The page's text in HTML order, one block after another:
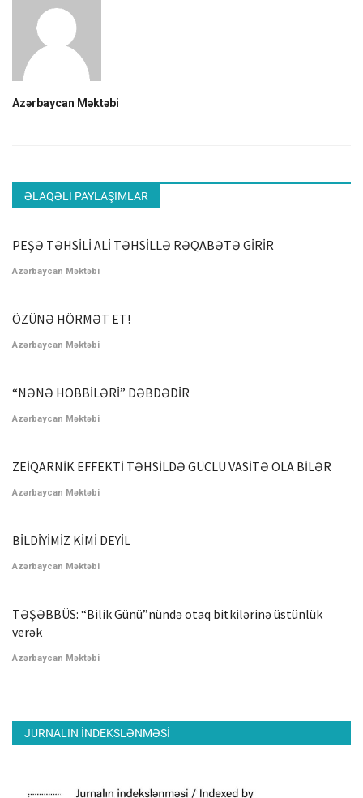
Azərbaycan Məktəbi
ƏLAQƏLI PAYLAŞIMLAR
PEŞƏ TƏHSİLİ ALİ TƏHSİLLƏ RƏQABƏTƏ GİRİR
Azərbaycan Məktəbi
ÖZÜNƏ HÖRMƏT ET!
Azərbaycan Məktəbi
“NƏNƏ HOBBİLƏRİ” DƏBDƏDİR
Azərbaycan Məktəbi
ZEİQARNİK EFFEKTİ TƏHSİLDƏ GÜCLÜ VASİTƏ OLA BİLƏR
Azərbaycan Məktəbi
BİLDİYİMİZ KİMİ DEYİL
Azərbaycan Məktəbi
TƏŞƏBBÜS: “Bilik Günü”nündə otaq bitkilərinə üstünlük
verək
Azərbaycan Məktəbi
JURNALIN INDEKSLƏNMƏSI